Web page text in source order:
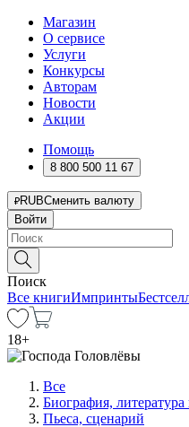
Магазин
О сервисе
Услуги
Конкурсы
Авторам
Новости
Акции
Помощь
8 800 500 11 67
RUBСменить валюту
Войти
Поиск
Все книгиИмпринты
18+
Все
Биография,
Пьеса, сценарий